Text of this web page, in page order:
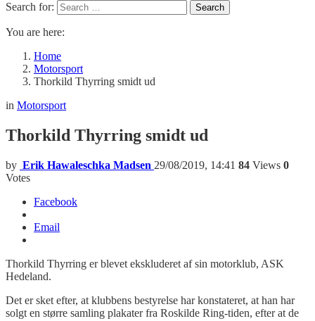
Search for:
Search
You are here:
Home
Motorsport
Thorkild Thyrring smidt ud
in Motorsport
Thorkild Thyrring smidt ud
by Erik Hawaleschka Madsen 29/08/2019, 14:41 84 Views 0
Votes
Facebook
Email
Thorkild Thyrring er blevet ekskluderet af sin motorklub, ASK
Hedeland.
Det er sket efter, at klubbens bestyrelse har konstateret, at han har
solgt en større samling plakater fra Roskilde Ring-tiden, efter at de